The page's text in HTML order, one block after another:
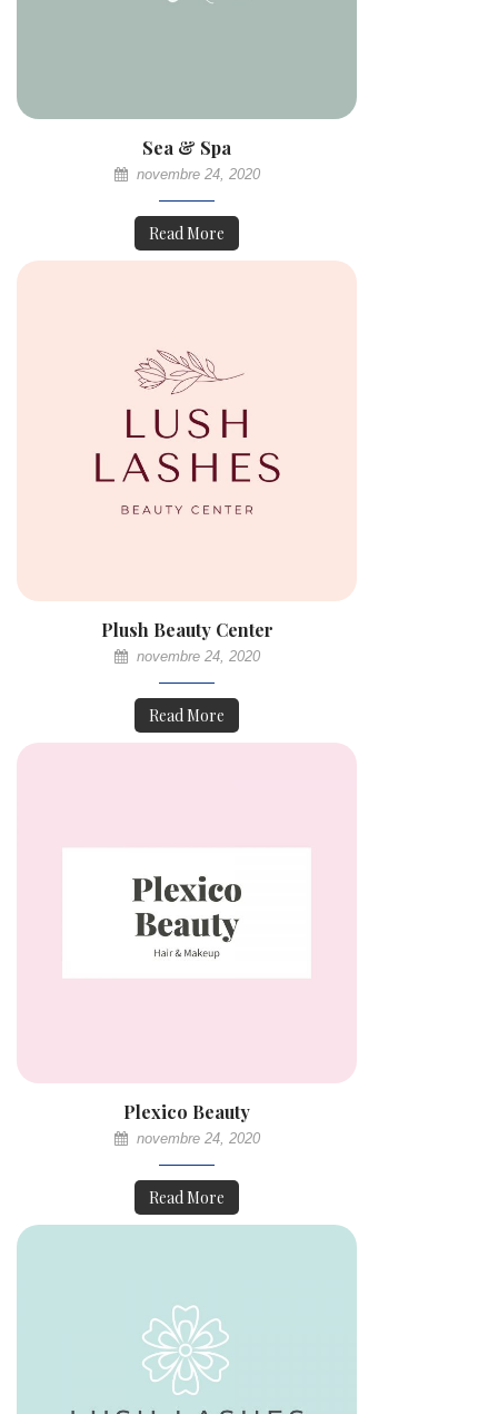
Sea & Spa
novembre 24, 2020
Read More
Plush Beauty Center
novembre 24, 2020
Read More
Plexico Beauty
novembre 24, 2020
Read More